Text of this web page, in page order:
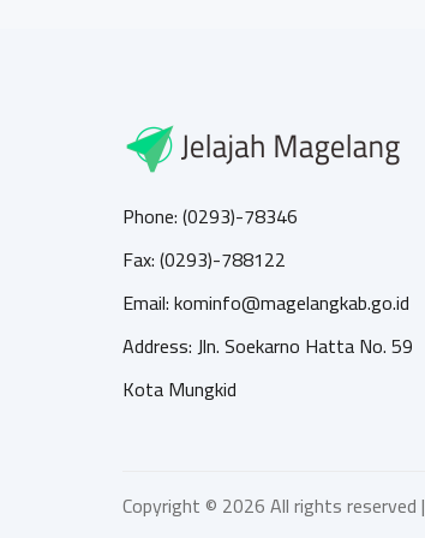
Phone: (0293)-78346
Fax: (0293)-788122
Email: kominfo@magelangkab.go.id
Address: Jln. Soekarno Hatta No. 59
Kota Mungkid
Copyright © 2026 All rights reserved |